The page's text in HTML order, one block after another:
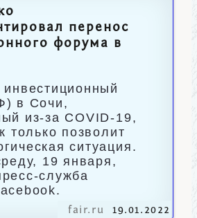
перенос
форума в
инвестиционный
в Сочи,
из-за COVID-19,
только позволит
ситуация.
19 января,
служба
fair.ru 19.01.2022